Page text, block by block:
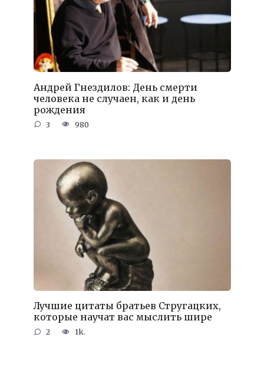
Андрей Гнездилов: День смерти
человека не случаен, как и день
рождения
3 980
Лучшие цитаты братьев Стругацких,
которые научат вас мыслить шире
2 1k.